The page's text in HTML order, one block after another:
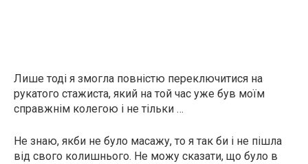
Лише тоді я змогла повністю переключитися на
рукатого стажиста, який на той час уже був моїм
справжнім колегою і не тільки …
Не знаю, якби не було масажу, то я так би і не пішла
від свого колишнього. Не можу сказати, що було в